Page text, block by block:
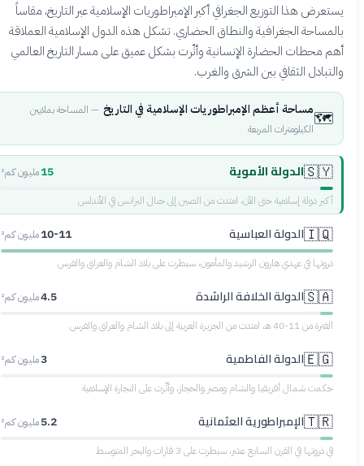
يستعرض هذا التوزيع الجغرافي أكبر الإمبراطوريات الإسلامية عبر التاريخ، مقاساً
بالمساحة الجغرافية والنطاق الحضاري. تشكل هذه الدول الإسلامية العملاقة
أهم محطات الحضارة الإنسانية وأثّرت بشكل عميق على مسار التاريخ العالمي
والتبادل الثقافي بين الشرق والغرب.
مساحة أعظم الإمبراطوريات الإسلامية في التاريخ —المساحة بملايين
الكيلومترات المربعة
🇸🇾الدولة الأموية
مليون كم²
أكبر دولة إسلامية حتى الآن، امتدت من الصين إلى جبال البرانس في الأندلس
🇮🇶الدولة العباسية 10-11 مليون كم²
ذروتها في عهدي هارون الرشيد والمأمون، سيطرت على بلاد الشام والعراق والفرس
🇸🇦الدولة الخلافة الراشدة
مليون كم²
الفترة من 11-40 هـ، امتدت من الجزيرة العربية إلى بلاد الشام والعراق والفرس
🇪🇬الدولة الفاطمية
مليون كم²
حكمت شمال أفريقيا والشام ومصر والحجاز، وأثّرت على التجارة الإسلامية
🇹🇷الإمبراطورية العثمانية
مليون كم²
في ذروتها في القرن السابع عشر، سيطرت على 3 قارات والبحر المتوسط